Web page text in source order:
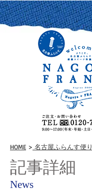
HOME > 名古屋ふらんす便り
記事詳細
News